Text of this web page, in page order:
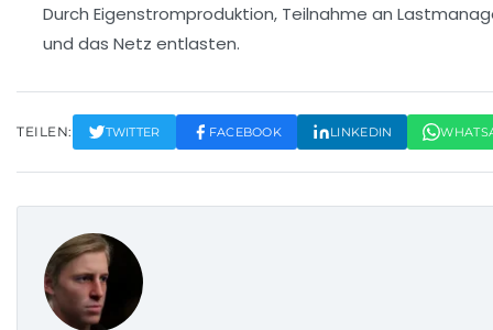
Durch Eigenstromproduktion, Teilnahme an
und das Netz entlasten.
TEILEN: TWITTER FACEBOOK LINKEDIN